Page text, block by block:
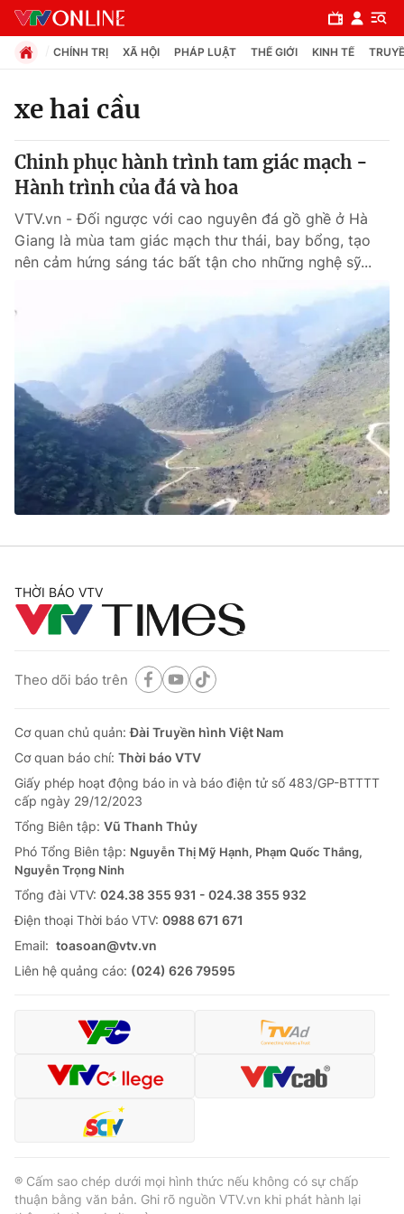
Chuyên mục
Chính trị
Xã hội
Thế giới
Tin tức
Thế giới đó đây
Câu chuyện quốc tế
Kinh tế
Tài chính
Thị trường
Góc doanh nghiệp
Dữ liệu và đời sống
Truyền hình
Phim VTV
Hậu trường
Giải sao mai
Giải trí
Điện ảnh
Âm nhạc
Du lịch
Làm đẹp
Chất lượng cuộc sống
Tuyển sinh
Học trực tuyến
Công nghệ
Hitech Công nghệ tương lai
Sản phẩm
Thị trường
Tư vấn
Giao lưu trực tuyến
Lịch phát sóng
Chuyên mục khác
Emagazine Podcast
Video Shorts video
VTV Money
VTV Sức khoẻ Bất động sản
CHÍNH TRỊ XÃ HỘI PHÁP LUẬT THẾ GIỚI KINH TẾ
xe hai cầu
Chinh phục hành trình tam giác mạch -
Hành trình của đá và hoa
VTV.vn - Đối ngược với cao nguyên đá gồ ghề ở Hà
Giang là mùa tam giác mạch thư thái, bay bổng, tạo
nên cảm hứng sáng tác bất tận cho những nghệ sỹ...
THỜI BÁO VTV
Theo dõi báo trên
Cơ quan chủ quản:Đài Truyền hình Việt Nam
Cơ quan báo chí: Thời báo VTV
Giấy phép hoạt động báo in và báo điện tử số 483/GP-BTTTT
cấp ngày 29/12/2023
Tổng Biên tập: Vũ Thanh Thủy
Phó Tổng Biên tập: Nguyễn Thị Mỹ Hạnh, Phạm Quốc Thắng,
Nguyễn Trọng Ninh
Tổng đài VTV: 024.38 355 931 - 024.38 355 932
Ðiện thoại Thời báo VTV: 0988 671 671
Email: toasoan@vtv.vn
Liên hệ quảng cáo: (024) 626 79595
® Cấm sao chép dưới mọi hình thức nếu không có sự chấp
thuận bằng văn bản. Ghi rõ nguồn VTV.vn khi phát hành lại